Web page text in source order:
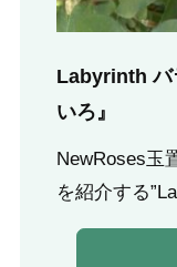
Labyrinth バ
いろ』
NewRoses玉
を紹介する